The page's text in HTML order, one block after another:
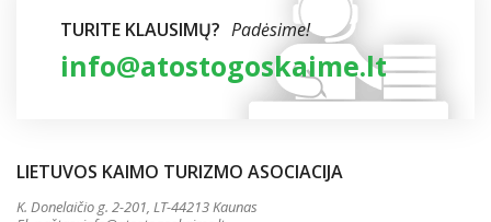
TURITE KLAUSIMŲ? Padėsime!
info@atostogoskaime.lt
LIETUVOS KAIMO TURIZMO ASOCIACIJA
K. Donelaičio g. 2-201, LT-44213 Kaunas